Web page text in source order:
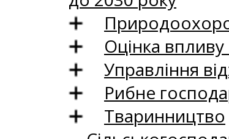
Оцінка впливу
Управління
Рибне
Тваринництво